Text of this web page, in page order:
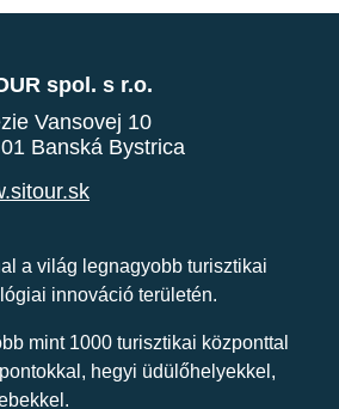
spol. s r.o.
Vansovej 10
Banská Bystrica
a világ legnagyobb turisztikai
innováció területén.
mint 1000 turisztikai központtal
hegyi üdülőhelyekkel,